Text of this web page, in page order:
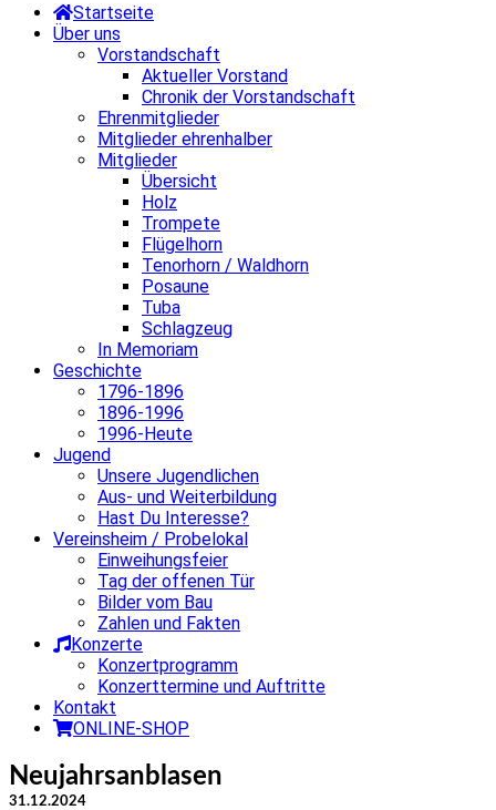
Startseite
Über uns
Vorstandschaft
Aktueller Vorstand
Chronik der Vorstandschaft
Ehrenmitglieder
Mitglieder ehrenhalber
Mitglieder
Übersicht
Holz
Trompete
Flügelhorn
Tenorhorn / Waldhorn
Posaune
Tuba
Schlagzeug
In Memoriam
Geschichte
1796-1896
1896-1996
1996-Heute
Jugend
Unsere Jugendlichen
Aus- und Weiterbildung
Hast Du Interesse?
Vereinsheim / Probelokal
Einweihungsfeier
Tag der offenen Tür
Bilder vom Bau
Zahlen und Fakten
Konzerte
Konzertprogramm
Konzerttermine und Auftritte
Kontakt
ONLINE-SHOP
Neujahrsanblasen
31.12.2024